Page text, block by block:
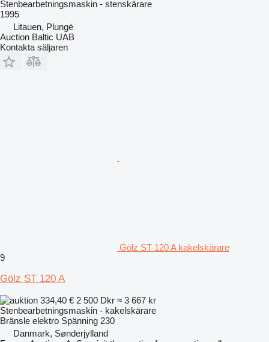
Stenbearbetningsmaskin - stenskärare
1995
Litauen, Plungė
Auction Baltic UAB
Kontakta säljaren
Gölz ST 120 A kakelskärare
9
Gölz ST 120 A
334,40 € 2 500 Dkr ≈ 3 667 kr
Stenbearbetningsmaskin - kakelskärare
Bränsle elektro Spänning 230
Danmark, Sønderjylland